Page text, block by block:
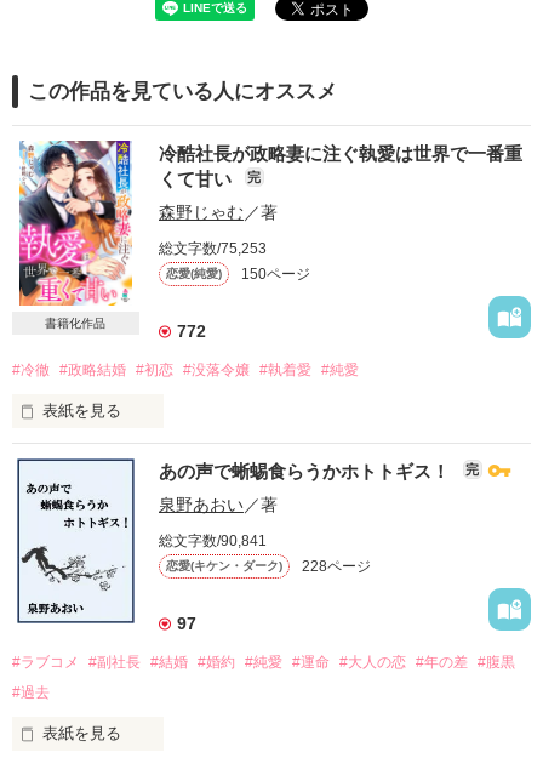
この作品を見ている人にオススメ
書籍化作品
冷酷社長が政略妻に注ぐ執愛は世界で一番重
くて甘い
完
森野じゃむ／著
総文字数/75,253
恋愛(純愛) 150ページ
772
#冷徹 #政略結婚 #初恋 #没落令嬢 #執着愛 #純愛
表紙を見る
「君の生涯を俺に捧げろ。一生飼い慣らしてやる」
飛鳥馬　香蓮（あすま・かれん）／24歳
お掃除サービス、外食産業『ASUMA』の社長の娘
日向　玲志　（ひゅうが・れいし）／27歳
あの声で蜥蜴食らうかホトトギス！ 完
泉野あおい／著
総文字数/90,841
恋愛(キケン・ダーク) 228ページ
97
#ラブコメ #副社長 #結婚 #婚約 #純愛 #運命 #大人の恋 #年の差
#腹黒
#過去
表紙を見る